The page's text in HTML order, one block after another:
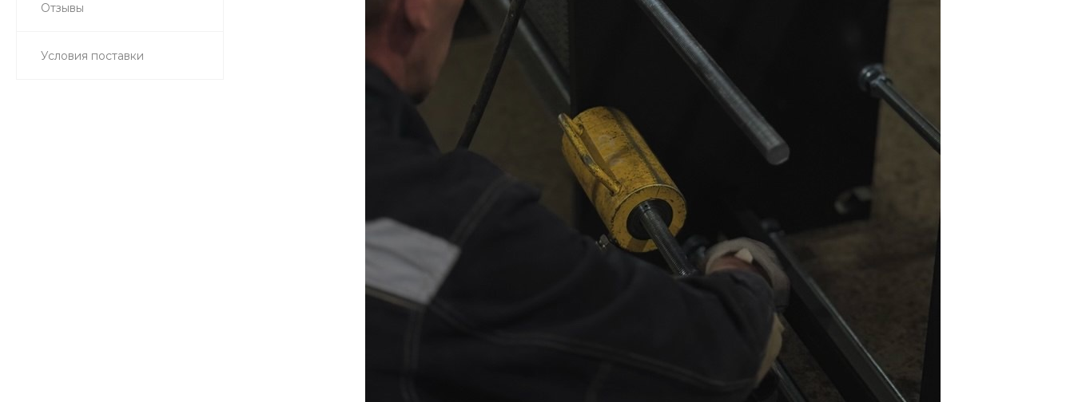
Отзывы
Условия поставки